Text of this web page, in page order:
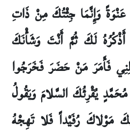
عَنْوَةً وَإِنَّمَا جِئْتُكَ مِنْ ذَاتِ
أَذْكُرُهُ لَكَ ثُمَّ أَنْتَ وَشَأْنَكَ
فَأَمَرَ مَنْ حَضَرَ فَخَرَجُوا
يُقْرِئُكَ السَّلامَ وَيَقُولُ
رُفَيْداً فَلا تَهِجْهُ